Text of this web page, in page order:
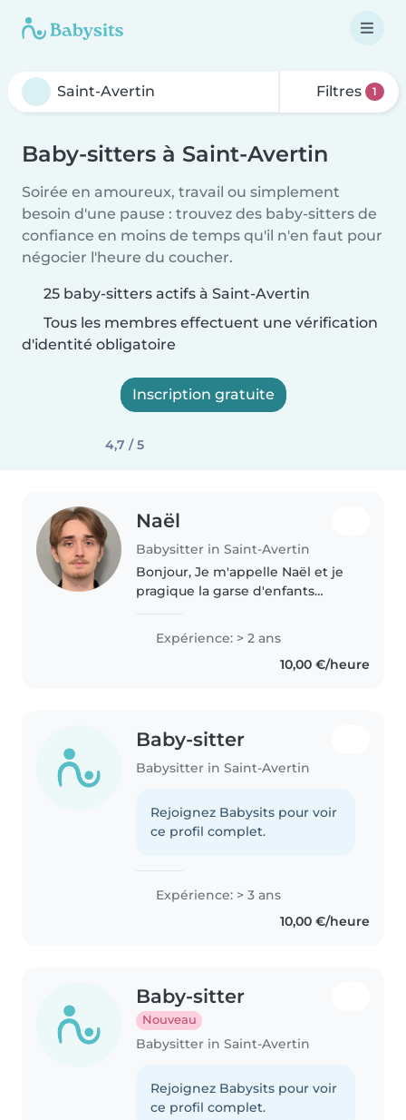
Filtres 1
Baby-sitters à Saint-Avertin
Soirée en amoureux, travail ou simplement
besoin d'une pause : trouvez des baby-sitters de
confiance en moins de temps qu'il n'en faut pour
négocier l'heure du coucher.
25 baby-sitters actifs à Saint-Avertin
Tous les membres effectuent une vérification
d'identité obligatoire
Inscription gratuite
4,7 / 5
Naël
Babysitter in Saint-Avertin
Bonjour, Je m'appelle Naël et je
pragique la garse d'enfants
une personne tres calme et
attentive qui à le gout du travail
bien effectué. De plus,..
Expérience: > 2 ans
10,00 €/heure
Baby-sitter
Babysitter in Saint-Avertin
Rejoignez Babysits pour voir
ce profil complet.
Expérience: > 3 ans
10,00 €/heure
Baby-sitter
Nouveau
Babysitter in Saint-Avertin
Rejoignez Babysits pour voir
ce profil complet.